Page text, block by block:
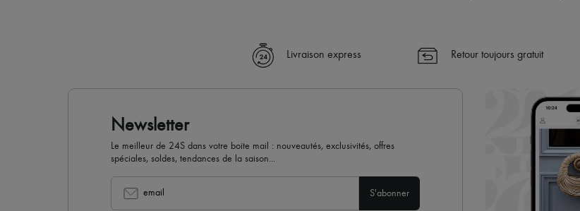
Livraison express Retour toujours gratuit
Newsletter
Le meilleur de 24S dans votre boite mail : nouveautés, exclusivités, offres
spéciales, soldes, tendances de la saison...
email S'abonner